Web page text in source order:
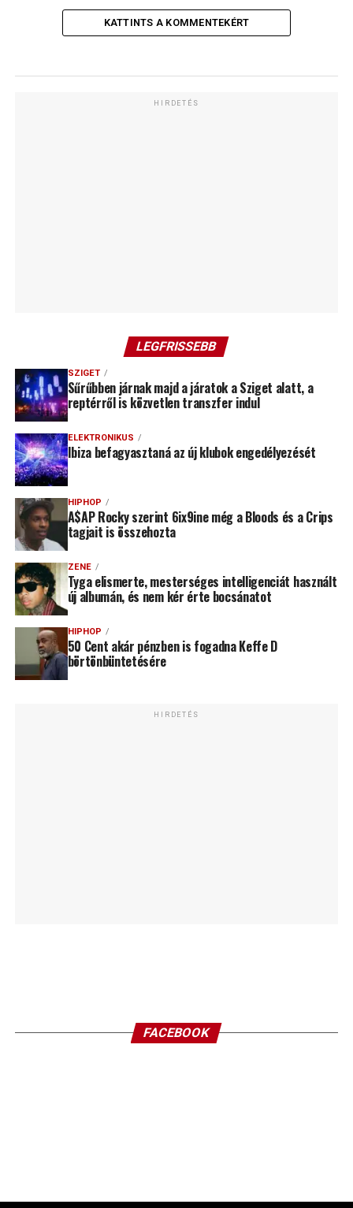
KATTINTS A KOMMENTEKÉRT
HIRDETÉS
LEGFRISSEBB
SZIGET
Sűrűbben járnak majd a járatok a Sziget alatt, a
reptérről is közvetlen transzfer indul
ELEKTRONIKUS
Ibiza befagyasztaná az új klubok engedélyezését
HIPHOP
A$AP Rocky szerint 6ix9ine még a Bloods és a Crips
tagjait is összehozta
ZENE
Tyga elismerte, mesterséges intelligenciát használt
új albumán, és nem kér érte bocsánatot
HIPHOP
50 Cent akár pénzben is fogadna Keffe D
börtönbüntetésére
HIRDETÉS
FACEBOOK